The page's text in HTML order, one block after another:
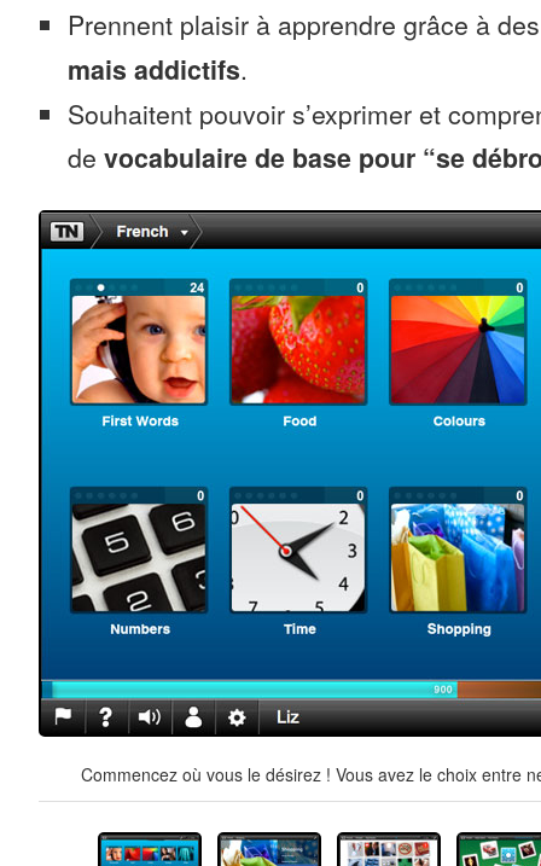
Prennent plaisir à apprendre grâce à
mais addictifs.
Souhaitent pouvoir s’exprimer et
de vocabulaire de base pour “se
Commencez où vous le désirez ! Vous avez le choix entre